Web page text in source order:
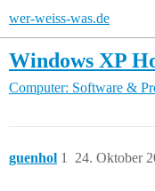
wer-weiss-was.de
Windows XP
Computer: Software &
guenhol 24. Oktober
1